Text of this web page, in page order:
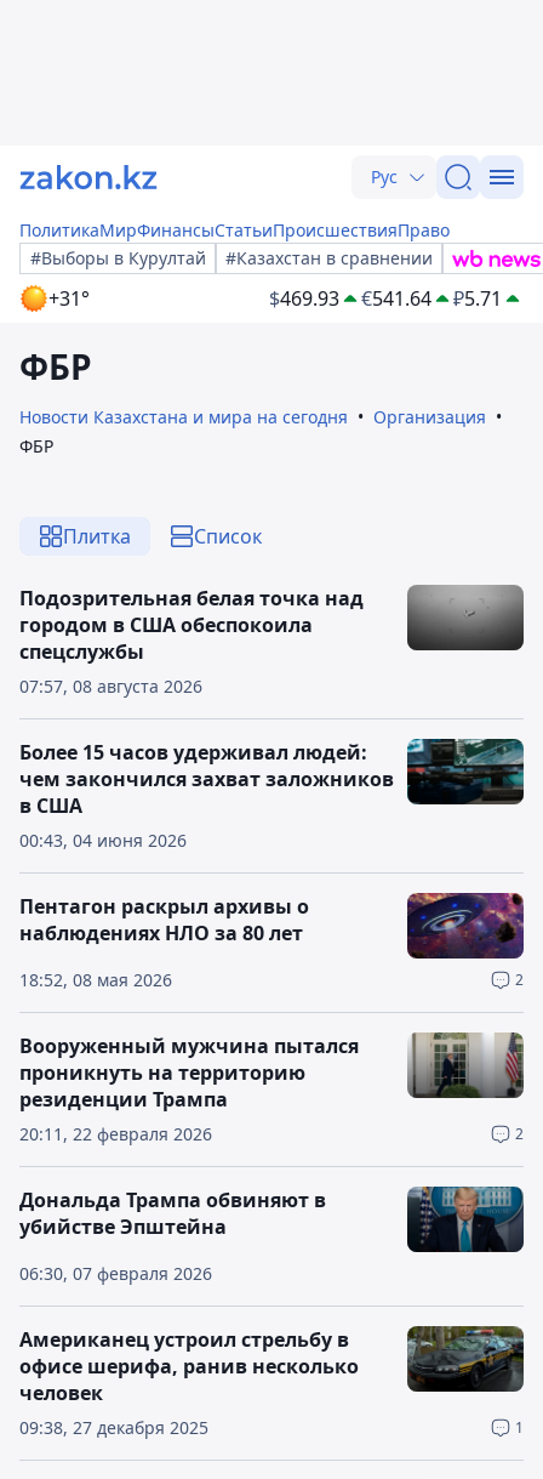
Рус
ПолитикаМирФинансыСтатьиПроисшествияПраво
#Выборы в Курултай
#Казахстан в сравнении
+31° $469.93 €541.64 ₽5.71
ФБР
Новости Казахстана и мира на сегодня
Организация
ФБР
Плитка Список
07:57, 08 августа 2026
Подозрительная белая точка над
городом в США обеспокоила
спецслужбы
00:43, 04 июня 2026
Более 15 часов удерживал людей:
чем закончился захват заложников
в США
18:52, 08 мая 2026 2
Пентагон раскрыл архивы о
наблюдениях НЛО за 80 лет
20:11, 22 февраля 2026 2
Вооруженный мужчина пытался
проникнуть на территорию
резиденции Трампа
06:30, 07 февраля 2026
Дональда Трампа обвиняют в
убийстве Эпштейна
09:38, 27 декабря 2025 1
Американец устроил стрельбу в
офисе шерифа, ранив несколько
человек